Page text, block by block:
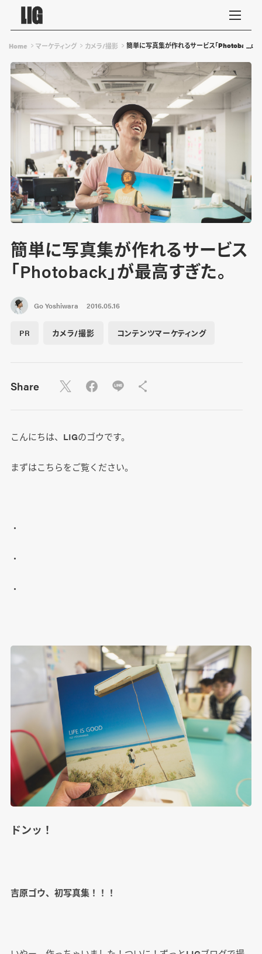
Home マーケティング カメラ/撮影 簡単に写真集が作れるサービス「Photoback」
簡単に写真集が作れるサービス
「Photoback」が最高すぎた。
Go Yoshiwara 2016.05.16
PR カメラ/撮影 コンテンツマーケティング
Share
こんにちは、LIGのゴウです。
まずはこちらをご覧ください。
・
・
・
ドンッ！
吉原ゴウ、初写真集！！！